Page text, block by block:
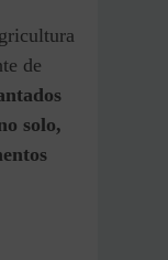
de
solo,